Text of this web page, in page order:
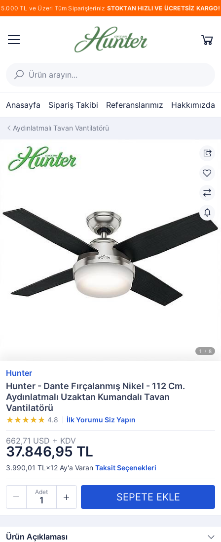
5.000 TL ve Üzeri Tüm Siparişleriniz STOKTAN HIZLI VE ÜCRETSİZ KARGO!
Anasayfa Sipariş Takibi Referanslarımız Hakkımızda
Aydınlatmalı Tavan Vantilatörü
Hunter
Hunter - Dante Fırçalanmış Nikel - 112 Cm.
Aydınlatmalı Uzaktan Kumandalı Tavan
Vantilatörü
4.8 İlk Yorumu Siz Yapın
37.846,95 TL
662,71 USD + KDV
3.990,01 TL×12 Ay'a Varan Taksit Seçenekleri
Adet
Ürün Açıklaması